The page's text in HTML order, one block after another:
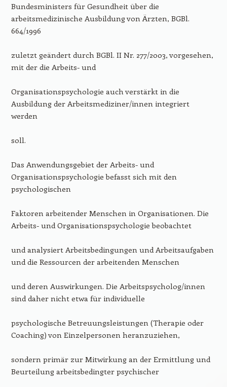
Bundesministers für Gesundheit über die
arbeitsmedizinische Ausbildung von Ärzten, BGBl.
664/1996
zuletzt geändert durch BGBl. II Nr. 277/2003, vorgesehen,
mit der die Arbeits- und
Organisationspsychologie auch verstärkt in die
Ausbildung der Arbeitsmediziner/innen integriert
werden
soll.
Das Anwendungsgebiet der Arbeits- und
Organisationspsychologie befasst sich mit den
psychologischen
Faktoren arbeitender Menschen in Organisationen. Die
Arbeits- und Organisationspsychologie beobachtet
und analysiert Arbeitsbedingungen und Arbeitsaufgaben
und die Ressourcen der arbeitenden Menschen
und deren Auswirkungen. Die Arbeitspsycholog/innen
sind daher nicht etwa für individuelle
psychologische Betreuungsleistungen (Therapie oder
Coaching) von Einzelpersonen heranzuziehen,
sondern primär zur Mitwirkung an der Ermittlung und
Beurteilung arbeitsbedingter psychischer